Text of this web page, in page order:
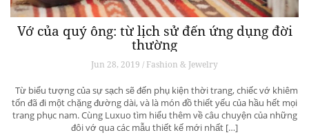
Vớ của quý ông: từ lịch sử đến ứng dụng đời
thường
Jun 28, 2019 / Fashion & Jewelry
Từ biểu tượng của sự sạch sẽ đến phụ kiện thời trang, chiếc vớ khiêm
tốn đã đi một chặng đường dài, và là món đồ thiết yếu của hầu hết mọi
trang phục nam. Cùng Luxuo tìm hiểu thêm về câu chuyện của những
đôi vớ qua các mẫu thiết kế mới nhất […]